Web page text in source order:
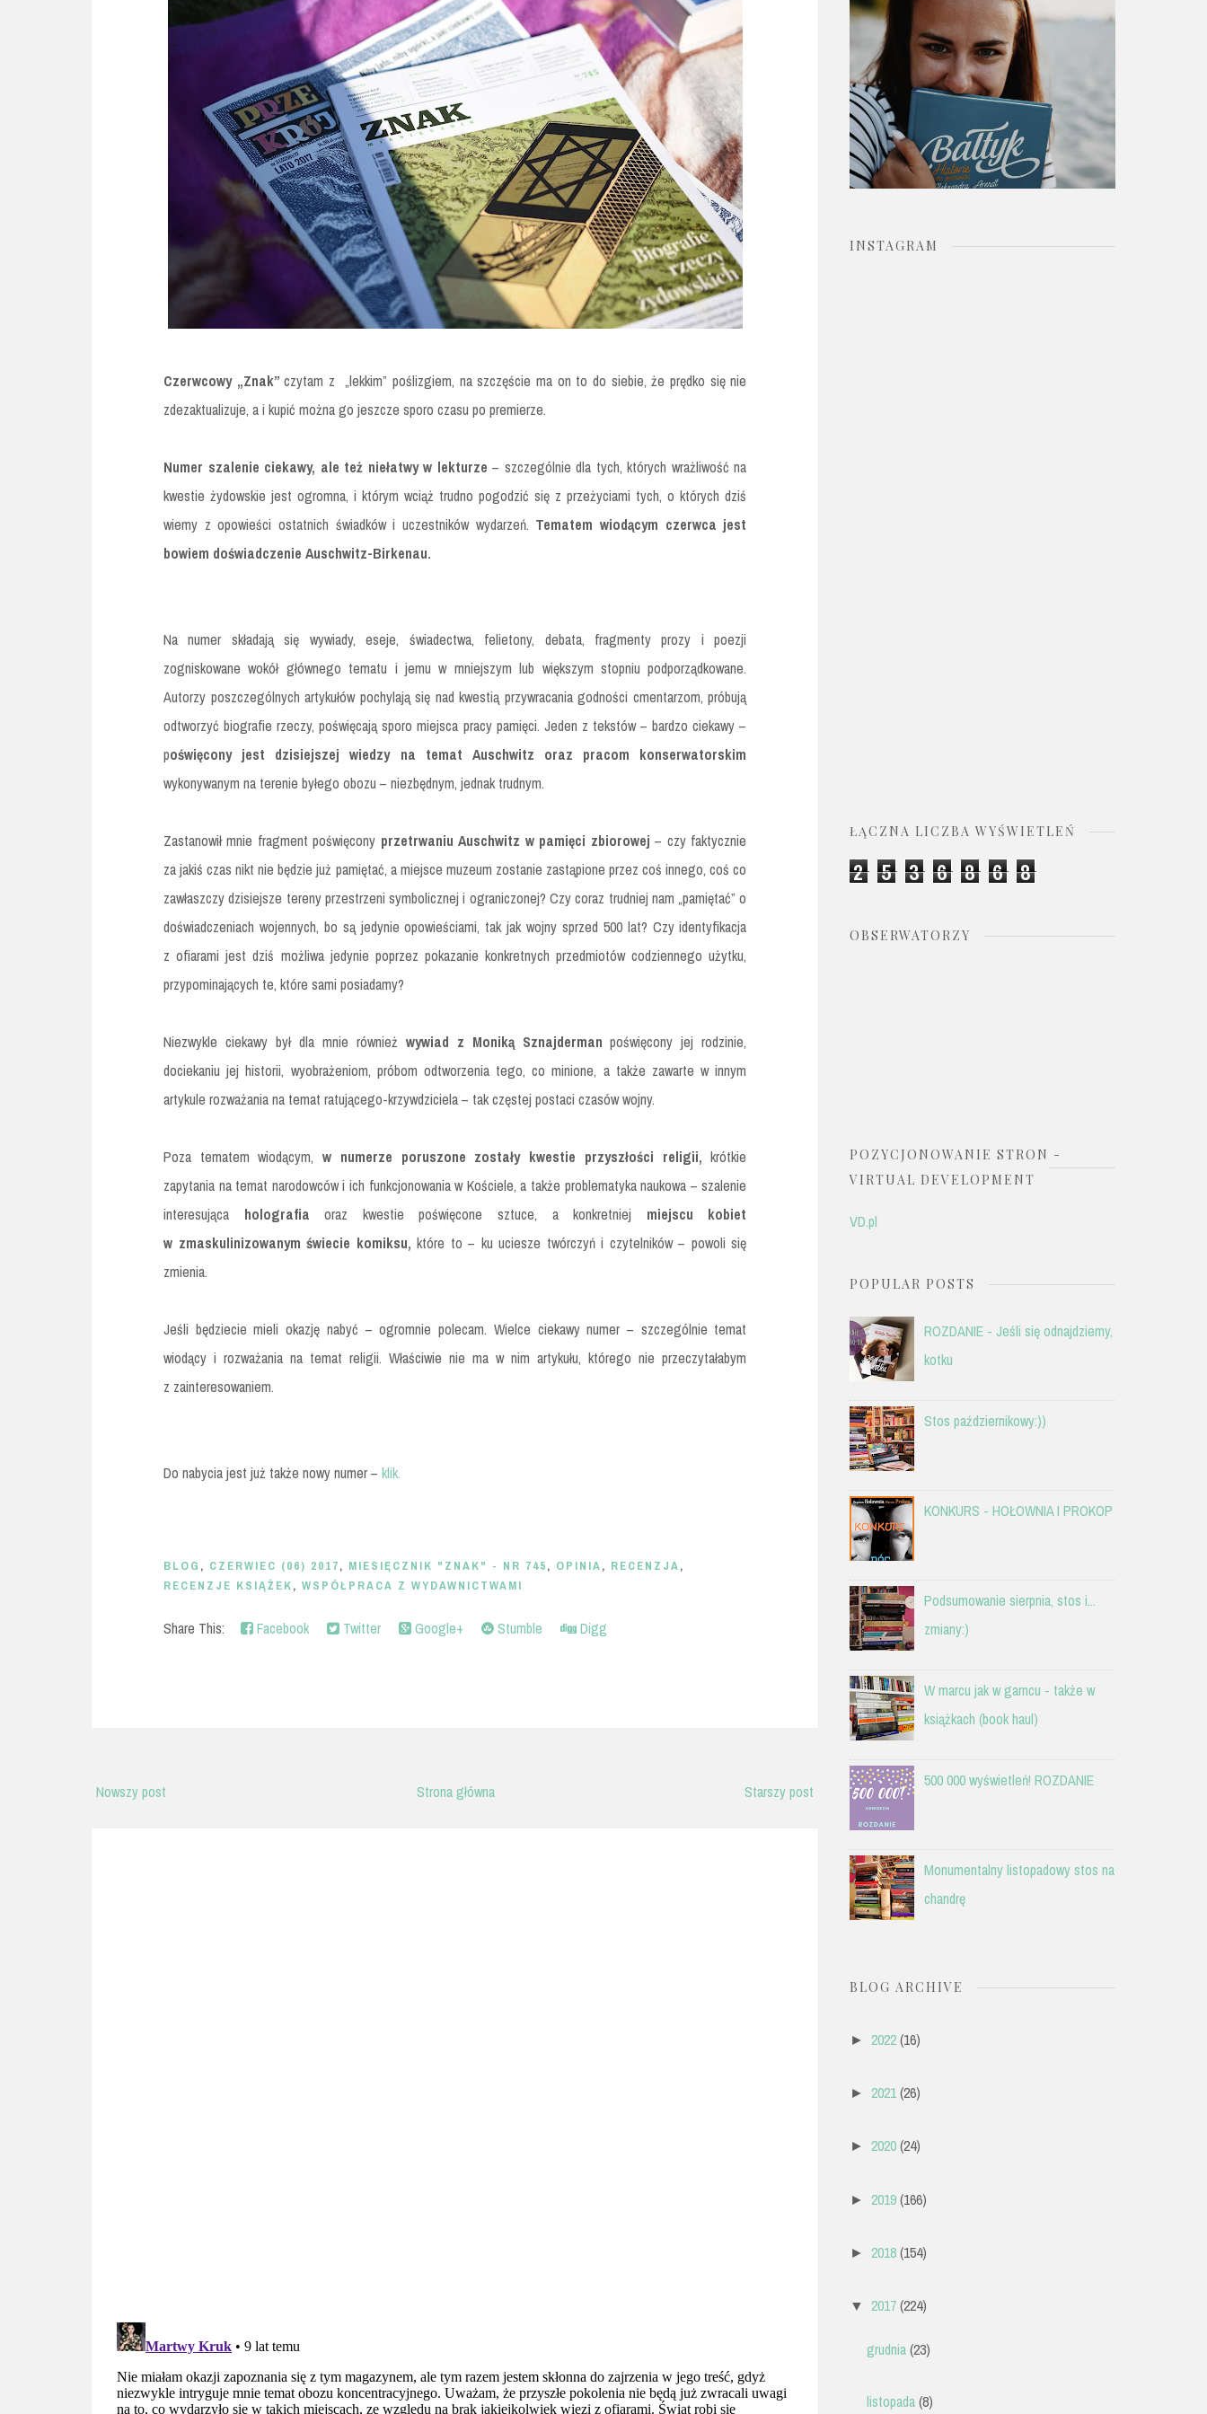
Czerwcowy „Znak”czytam z „lekkim” poślizgiem, na szczęście ma on to do siebie, że prędko się nie
zdezaktualizuje, a i kupić można go jeszcze sporo czasu po premierze.
Numer szalenie ciekawy, ale też niełatwy w lekturze– szczególnie dla tych, których wrażliwość na
kwestie żydowskie jest ogromna, i którym wciąż trudno pogodzić się z przeżyciami tych, o których dziś
wiemy z opowieści ostatnich świadków i uczestników wydarzeń. Tematem wiodącym czerwca jest
bowiem doświadczenie Auschwitz-Birkenau.
Na numer składają się wywiady, eseje, świadectwa, felietony, debata, fragmenty prozy i poezji
zogniskowane wokół głównego tematu i jemu w mniejszym lub większym stopniu podporządkowane.
Autorzy poszczególnych artykułów pochylają się nad kwestią przywracania godności cmentarzom, próbują
odtworzyć biografie rzeczy, poświęcają sporo miejsca pracy pamięci. Jeden z tekstów – bardzo ciekawy –
poświęcony jest dzisiejszej wiedzy na temat Auschwitz oraz pracom konserwatorskim
wykonywanym na terenie byłego obozu – niezbędnym, jednak trudnym.
Zastanowił mnie fragment poświęcony przetrwaniu Auschwitz w pamięci zbiorowej– czy faktycznie
za jakiś czas nikt nie będzie już pamiętać, a miejsce muzeum zostanie zastąpione przez coś innego, coś co
zawłaszczy dzisiejsze tereny przestrzeni symbolicznej i ograniczonej? Czy coraz trudniej nam „pamiętać” o
doświadczeniach wojennych, bo są jedynie opowieściami, tak jak wojny sprzed 500 lat? Czy identyfikacja
z ofiarami jest dziś możliwa jedynie poprzez pokazanie konkretnych przedmiotów codziennego użytku,
przypominających te, które sami posiadamy?
Niezwykle ciekawy był dla mnie również wywiad z Moniką Sznajderman poświęcony jej rodzinie,
dociekaniu jej historii, wyobrażeniom, próbom odtworzenia tego, co minione, a także zawarte w innym
artykule rozważania na temat ratującego-krzywdziciela – tak częstej postaci czasów wojny.
Poza tematem wiodącym,w numerze poruszone zostały kwestie przyszłości religii, krótkie
zapytania na temat narodowców i ich funkcjonowania w Kościele, a także problematyka naukowa – szalenie
interesująca holografiaoraz kwestie poświęcone sztuce, a konkretniej miejscu kobiet
w zmaskulinizowanym świecie komiksu, które to – ku uciesze twórczyń i czytelników – powoli się
zmienia.
Jeśli będziecie mieli okazję nabyć – ogromnie polecam. Wielce ciekawy numer – szczególnie temat
wiodący i rozważania na temat religii. Właściwie nie ma w nim artykułu, którego nie przeczytałabym
z zainteresowaniem.
Do nabycia jest już także nowy numer – klik.
BLOG , CZERWIEC (06) 2017, MIESIĘCZNIK "ZNAK" - NR 745, OPINIA, RECENZJA,
RECENZJE KSIĄŻEK, WSPÓŁPRACA Z WYDAWNICTWAMI
Share This: Facebook Twitter Google+ Stumble Digg
Nowszy post Starszy post
Strona główna
o
r
:
INSTAGRAM
ŁĄCZNA LICZBA WYŚWIETLEŃ
2 5 3 6 8 6 8
OBSERWATORZY
POZYCJONOWANIE STRON -
VIRTUAL DEVELOPMENT
VD.pl
POPULAR POSTS
ROZDANIE - Jeśli się odnajdziemy,
kotku
Stos październikowy:))
KONKURS - HOŁOWNIA I PROKOP
Podsumowanie sierpnia, stos i...
zmiany:)
W marcu jak w garncu - także w
książkach (book haul)
500 000 wyświetleń! ROZDANIE
Monumentalny listopadowy stos na
chandrę
BLOG ARCHIVE
► 2022 (16)
► 2021 (26)
► 2020 (24)
► 2019 (166)
► 2018 (154)
▼ 2017 (224)
grudnia(23)
listopada(8)